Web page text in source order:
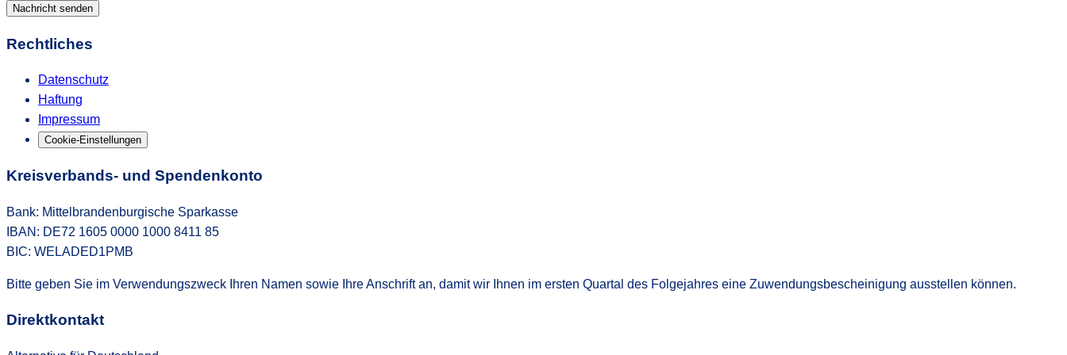
Nachricht senden
Rechtliches
Datenschutz
Haftung
Impressum
Cookie-Einstellungen
Kreisverbands- und Spendenkonto
Bank: Mittelbrandenburgische Sparkasse
IBAN: DE72 1605 0000 1000 8411 85
BIC: WELADED1PMB
Bitte geben Sie im Verwendungszweck Ihren Namen sowie Ihre Anschrift an, damit wir Ihnen im ersten Quartal des Folgejahres eine Zuwendungsbescheinigung ausstellen können.
Direktkontakt